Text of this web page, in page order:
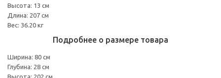
Высота: 13 см
Длина: 207 см
Вес: 36.20 кг
Подробнее о размере товара
Ширина: 80 см
Глубина: 28 см
Высота: 202 см